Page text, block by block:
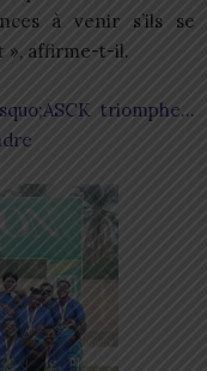
à venir s’ils se
», affirme-t-il.
triomphe…